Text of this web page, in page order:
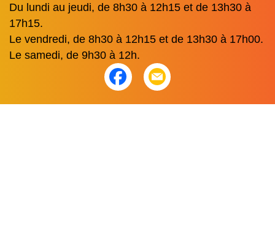
Du lundi au jeudi, de 8h30 à 12h15 et de 13h30 à
17h15.
Le vendredi, de 8h30 à 12h15 et de 13h30 à 17h00.
Le samedi, de 9h30 à 12h.